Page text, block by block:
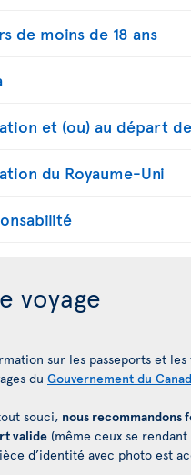
de moins de 18 ans
et (ou) au départ
du Royaume-Uni
voyage
sur les passeports et
du Gouvernement du
souci, nous recommandons
valide (même ceux se
d’identité avec photo est